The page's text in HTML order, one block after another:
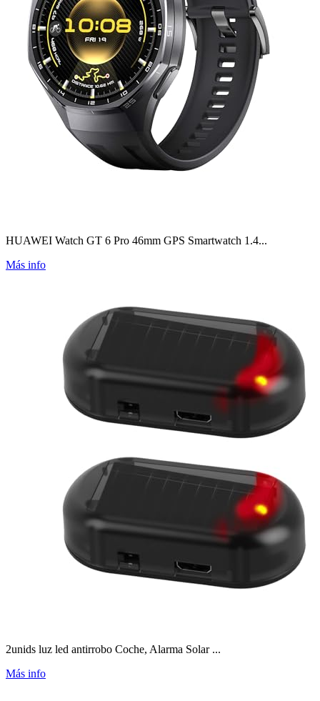
HUAWEI Watch GT 6 Pro 46mm GPS Smartwatch 1.4...
Más info
2unids luz led antirrobo Coche, Alarma Solar ...
Más info